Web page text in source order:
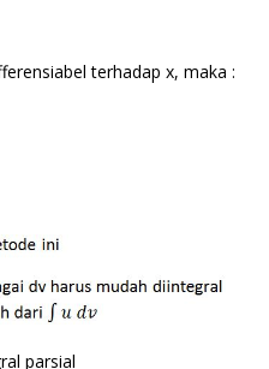
terhadap x, maka :
parsial